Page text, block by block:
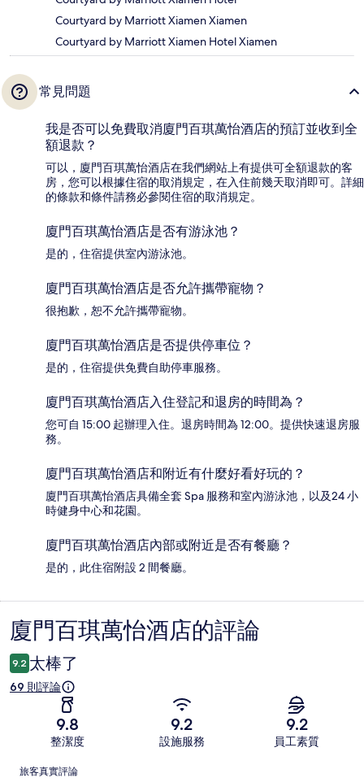
Courtyard by Marriott Xiamen Xiamen
Courtyard by Marriott Xiamen Hotel Xiamen
常見問題
我是否可以免費取消廈門百琪萬怡酒店的預訂並收到全
額退款？
可以，廈門百琪萬怡酒店在我們網站上有提供可全額退款的客
房，您可以根據住宿的取消規定，在入住前幾天取消即可。詳細
的條款和條件請務必參閱住宿的取消規定。
廈門百琪萬怡酒店是否有游泳池？
是的，住宿提供室內游泳池。
廈門百琪萬怡酒店是否允許攜帶寵物？
很抱歉，恕不允許攜帶寵物。
廈門百琪萬怡酒店是否提供停車位？
是的，住宿提供免費自助停車服務。
廈門百琪萬怡酒店入住登記和退房的時間為？
您可自 15:00 起辦理入住。退房時間為 12:00。提供快速退房服
務。
廈門百琪萬怡酒店和附近有什麼好看好玩的？
廈門百琪萬怡酒店具備全套 Spa 服務和室內游泳池，以及24 小
時健身中心和花園。
廈門百琪萬怡酒店內部或附近是否有餐廳？
是的，此住宿附設 2 間餐廳。
評
論
廈門百琪萬怡酒店的評論
9.2 太棒了
69 則評論
9.8
整潔度
9.2
設施服務
9.2
員工素質
評
旅客真實評論